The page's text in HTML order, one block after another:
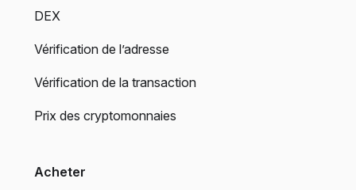
DEX
Vérification de l’adresse
Vérification de la transaction
Prix des cryptomonnaies
Acheter